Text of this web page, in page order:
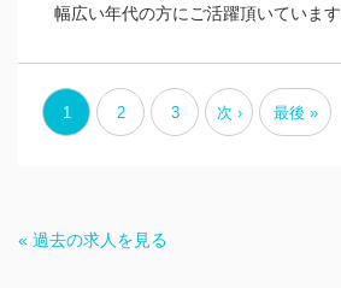
幅広い年代の方にご活躍頂いています
1 2 3 次 › 最後 »
« 過去の求人を見る